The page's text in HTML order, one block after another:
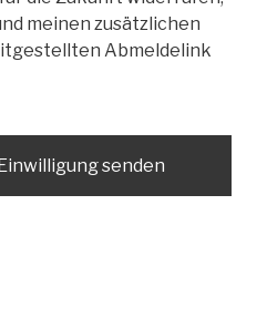
meinen zusätzlichen
Abmeldelink